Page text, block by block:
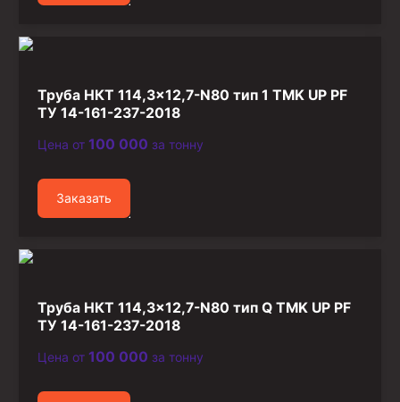
Труба НКТ 114,3×12,7-N80 тип 1 TMK UP PF
ТУ 14-161-237-2018
Цена от 100 000 за тонну
Заказать
Труба НКТ 114,3×12,7-N80 тип Q TMK UP PF
ТУ 14-161-237-2018
Цена от 100 000 за тонну